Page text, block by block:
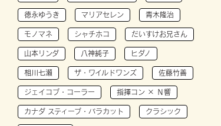
徳永ゆうき マリアセレン 青木隆治
モノマネ シャチホコ だいすけお兄さん
山本リンダ 八神純子 ヒダノ
相川七瀬 ザ・ワイルドワンズ 佐藤竹善
ジェイコブ・コーラー 指揮コン × Ｎ響
カナダ スティーブ・バラカット クラシック